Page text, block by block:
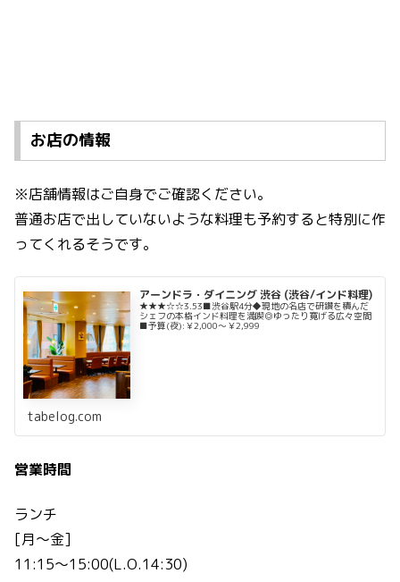
お店の情報
※店舗情報はご自身でご確認ください。
普通お店で出していないような料理も予約すると特別に作
ってくれるそうです。
アーンドラ・ダイニング 渋谷 (渋谷/インド料理)
★★★☆☆3.53■渋谷駅4分◆現地の名店で研鑽を積んだ
シェフの本格インド料理を満喫◎ゆったり寛げる広々空間
■予算(夜):￥2,000～￥2,999
tabelog.com
営業時間
ランチ
[月～金]
11:15～15:00(L.O.14:30)